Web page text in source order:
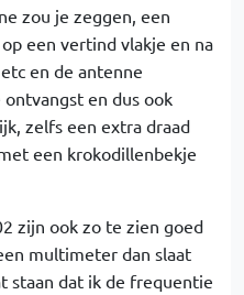
zou je zeggen, een
een vertind vlakje en na
en de antenne
en dus ook
zelfs een extra draad
een krokodillenbekje
zijn ook zo te zien goed
multimeter dan slaat
staan dat ik de frequentie